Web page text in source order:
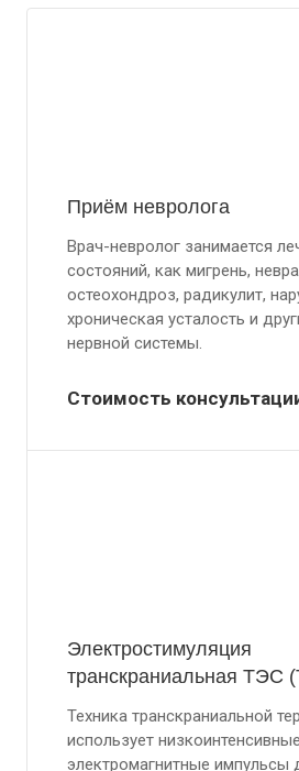
Приём невролога
Врач-невролог занимается
состояний, как мигрень,
остеохондроз, радикулит,
хроническая усталость и
нервной системы.
Стоимость
Электростимуляция
транскраниальная ТЭС
Техника транскраниальной
использует низкоинтенсивные
электромагнитные импульсы